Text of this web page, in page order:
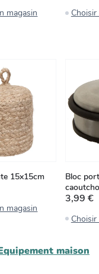
magasin
15x15cm
magasin
Bloc
3,99 €
maison